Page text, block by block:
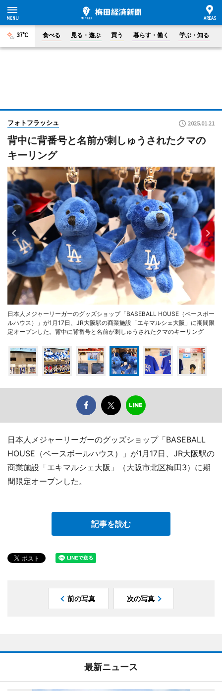
37°C 食べる 見る・遊ぶ 買う 暮らす・働く 学ぶ・知る
フォトフラッシュ 2025.01.21
背中に背番号と名前が刺しゅうされたクマの
キーリング
日本人メジャーリーガーのグッズショップ「BASEBALL HOUSE（ベースボー
ルハウス）」が1月17日、JR大阪駅の商業施設「エキマルシェ大阪」に期間限
定オープンした。背中に背番号と名前が刺しゅうされたクマのキーリング
日本人メジャーリーガーのグッズショップ「BASEBALL
HOUSE（ベースボールハウス）」が1月17日、JR大阪駅の
商業施設「エキマルシェ大阪」（大阪市北区梅田3）に期
間限定オープンした。
記事を読む
前の写真 次の写真
最新ニュース